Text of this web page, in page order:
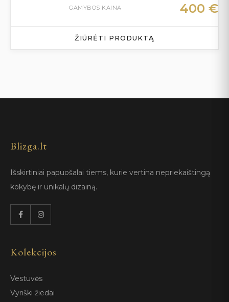
GAMYBOS KAINA 400 €
ŽIŪRĖTI PRODUKTĄ
Blizga.lt
Išskirtiniai papuošalai tiems, kurie vertina nepriekaištingą
kokybę ir unikalų dizainą.
Kolekcijos
Vestuvės
Vyriški žiedai